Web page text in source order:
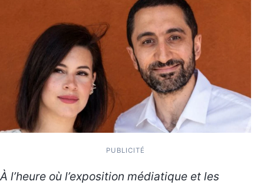
PUBLICITÉ
À l’heure où l’exposition médiatique et les